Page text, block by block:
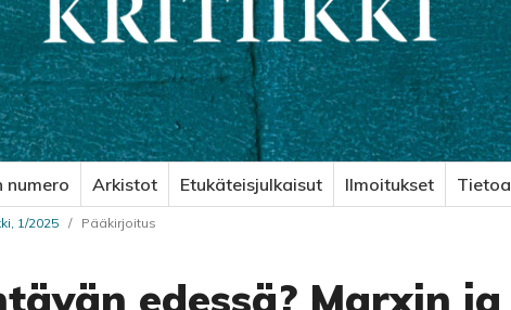
numero Arkistot Etukäteisjulkaisut Ilmoitukset Tietoa
1/2025 / Pääkirjoitus
edessä? Marxin ja